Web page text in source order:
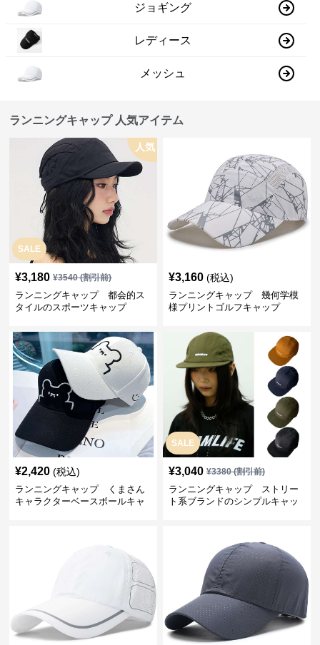
ジョギング
レディース
メッシュ
ランニングキャップ 人気アイテム
SALE
人気
¥3,180 ¥3540(割引前)
ランニングキャップ 都会的ス
タイルのスポーツキャップ
¥3,160 (税込)
ランニングキャップ 幾何学模
様プリントゴルフキャップ
¥2,420 (税込)
ランニングキャップ くまさん
キャラクターベースボールキャ
SALE
¥3,040 ¥3380(割引前)
ランニングキャップ ストリー
ト系ブランドのシンプルキャッ